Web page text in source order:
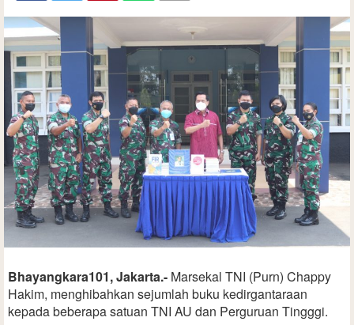
Bhayangkara101, Jakarta.- Marsekal TNI (Purn) Chappy
Hakim, menghibahkan sejumlah buku kedirgantaraan
kepada beberapa satuan TNI AU dan Perguruan Tingggi.